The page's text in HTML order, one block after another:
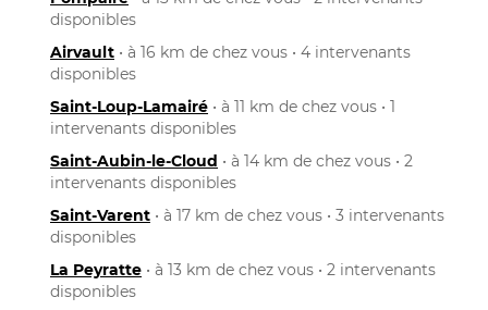
disponibles
Airvault • à 16 km de chez vous • 4 intervenants
disponibles
Saint-Loup-Lamairé • à 11 km de chez vous • 1
intervenants disponibles
Saint-Aubin-le-Cloud • à 14 km de chez vous • 2
intervenants disponibles
Saint-Varent • à 17 km de chez vous • 3 intervenants
disponibles
La Peyratte • à 13 km de chez vous • 2 intervenants
disponibles